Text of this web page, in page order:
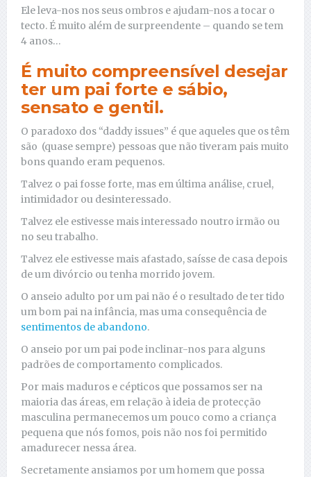
Ele leva-nos nos seus ombros e ajudam-nos a tocar o
tecto. É muito além de surpreendente – quando se tem
4 anos…
É muito compreensível desejar
ter um pai forte e sábio,
sensato e gentil.
O paradoxo dos “daddy issues” é que aqueles que os têm
são (quase sempre) pessoas que não tiveram pais muito
bons quando eram pequenos.
Talvez o pai fosse forte, mas em última análise, cruel,
intimidador ou desinteressado.
Talvez ele estivesse mais interessado noutro irmão ou
no seu trabalho.
Talvez ele estivesse mais afastado, saísse de casa depois
de um divórcio ou tenha morrido jovem.
O anseio adulto por um pai não é o resultado de ter tido
um bom pai na infância, mas uma consequência de
sentimentos de abandono.
O anseio por um pai pode inclinar-nos para alguns
padrões de comportamento complicados.
Por mais maduros e cépticos que possamos ser na
maioria das áreas, em relação à ideia de protecção
masculina permanecemos um pouco como a criança
pequena que nós fomos, pois não nos foi permitido
amadurecer nessa área.
Secretamente ansiamos por um homem que possa